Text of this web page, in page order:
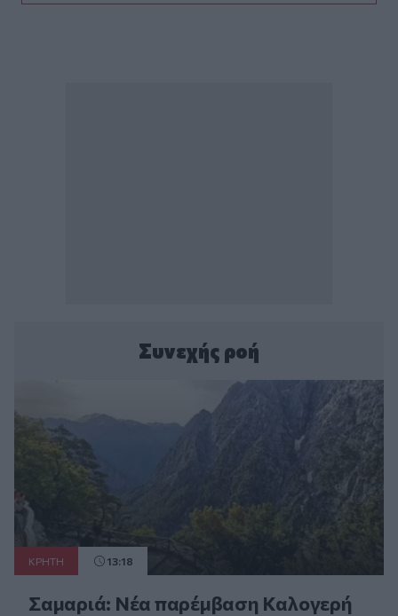
Συνεχής ροή
ΚΡΗΤΗ 13:18
Σαμαριά: Νέα παρέμβαση Καλογερή